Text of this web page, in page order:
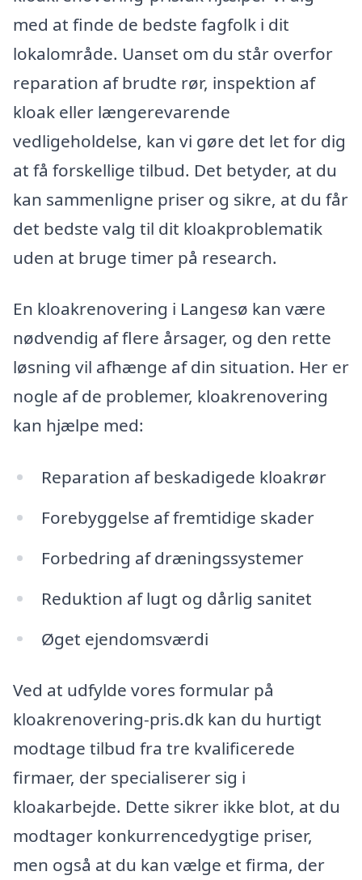
med at finde de bedste fagfolk i dit
lokalområde. Uanset om du står overfor
reparation af brudte rør, inspektion af
kloak eller længerevarende
vedligeholdelse, kan vi gøre det let for dig
at få forskellige tilbud. Det betyder, at du
kan sammenligne priser og sikre, at du får
det bedste valg til dit kloakproblematik
uden at bruge timer på research.
En kloakrenovering i Langesø kan være
nødvendig af flere årsager, og den rette
løsning vil afhænge af din situation. Her er
nogle af de problemer, kloakrenovering
kan hjælpe med:
Reparation af beskadigede kloakrør
Forebyggelse af fremtidige skader
Forbedring af dræningssystemer
Reduktion af lugt og dårlig sanitet
Øget ejendomsværdi
Ved at udfylde vores formular på
kloakrenovering-pris.dk kan du hurtigt
modtage tilbud fra tre kvalificerede
firmaer, der specialiserer sig i
kloakarbejde. Dette sikrer ikke blot, at du
modtager konkurrencedygtige priser,
men også at du kan vælge et firma, der